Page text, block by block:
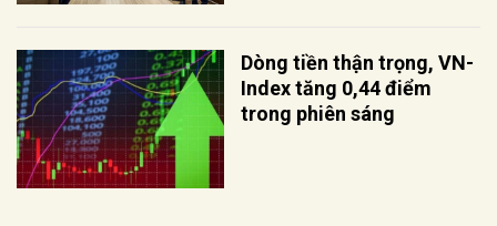
Dòng tiền thận trọng, VN-
Index tăng 0,44 điểm
trong phiên sáng